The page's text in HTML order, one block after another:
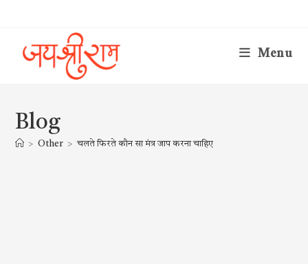
Menu
Blog
> Other > चलते फिरते कौन सा मंत्र जाप करना चाहिए